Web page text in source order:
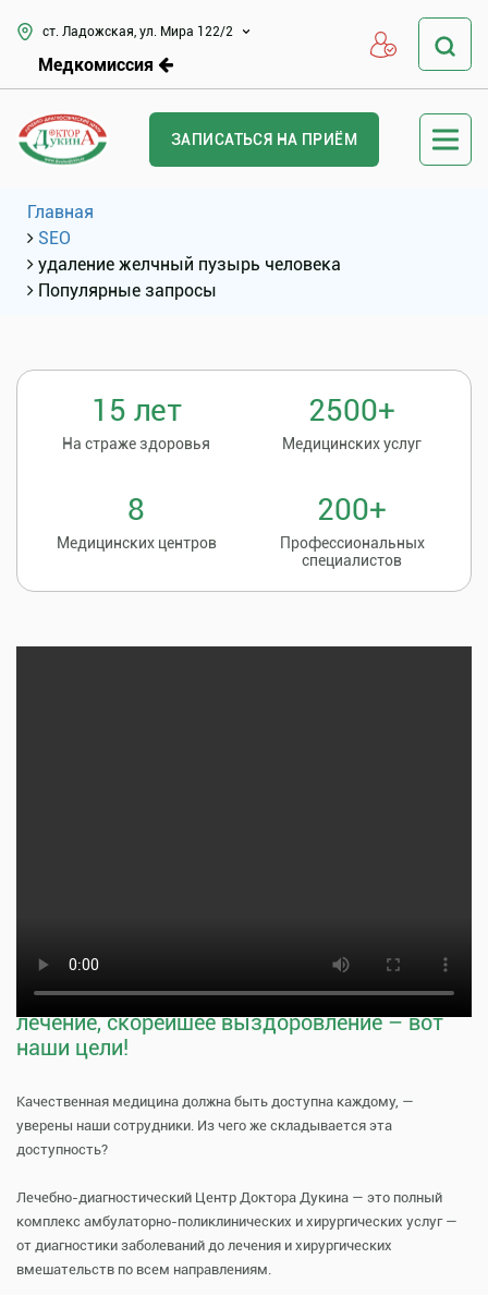
ст. Ладожская, ул. Мира 122/2
Медкомиссия
ЗАПИСАТЬСЯ НА ПРИЁМ
Главная
SEO
удаление желчный пузырь человека
Популярные запросы
15 лет
На страже здоровья
2500+
Медицинских услуг
8
Медицинских центров
200+
Профессиональных
специалистов
Тщательная профилактика, качественное
лечение, скорейшее выздоровление – вот
наши цели!
Качественная медицина должна быть доступна каждому, —
уверены наши сотрудники. Из чего же складывается эта
доступность?
Лечебно-диагностический Центр Доктора Дукина — это полный
комплекс амбулаторно-поликлинических и хирургических услуг —
от диагностики заболеваний до лечения и хирургических
вмешательств по всем направлениям.